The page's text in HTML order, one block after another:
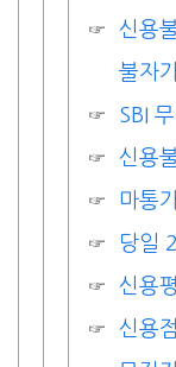
신용
불자
SBI
신용
마통
당일
신용
신용